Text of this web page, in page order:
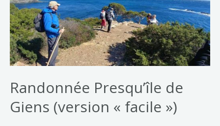
Randonnée Presqu’île de
Giens (version « facile »)